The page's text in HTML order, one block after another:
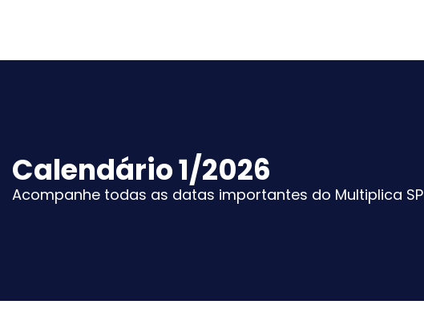
Calendário 1/2026
Acompanhe todas as datas importantes do Multiplica SP